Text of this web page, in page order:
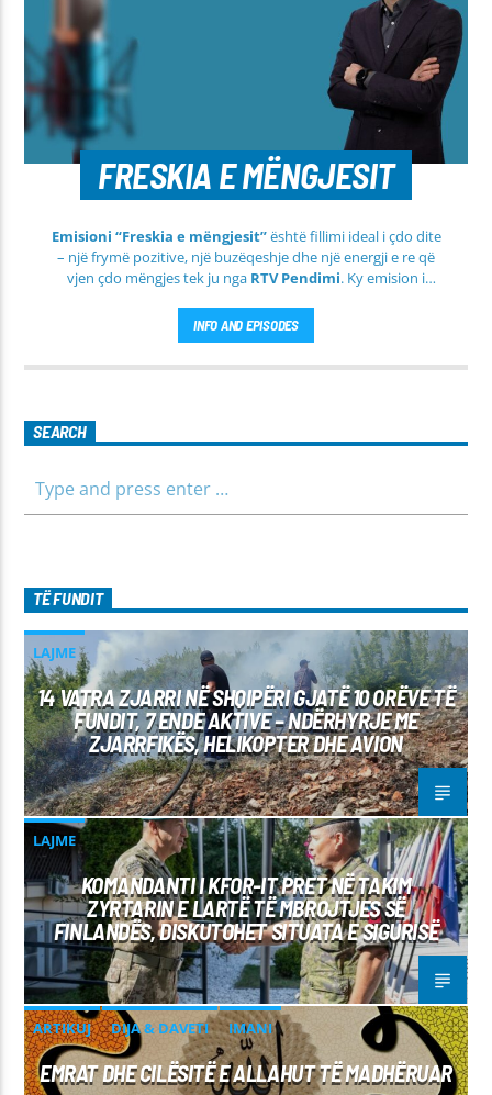
FRESKIA E MËNGJESIT
Emisioni “Freskia e mëngjesit”është fillimi ideal i çdo dite
– një frymë pozitive, një buzëqeshje dhe një energji e re që
vjen çdo mëngjes tek ju nga RTV Pendimi. Ky emision i
informues dhe më të ngrohtë, duke ju shoqëruar në orët e
para të ditës me përmbajtje të larmishme dhe të dobishme
për të gjithë familjen.
INFO AND EPISODES
SEARCH
TË FUNDIT
LAJME
14 VATRA ZJARRI NË SHQIPËRI GJATË 10 ORËVE TË
FUNDIT, 7 ENDE AKTIVE – NDËRHYRJE ME
ZJARRFIKËS, HELIKOPTER DHE AVION
LAJME
KOMANDANTI I KFOR-IT PRET NË TAKIM
ZYRTARIN E LARTË TË MBROJTJES SË
FINLANDËS, DISKUTOHET SITUATA E SIGURISË
ARTIKUJ DIJA & DAVETI IMANI
EMRAT DHE CILËSITË E ALLAHUT TË MADHËRUAR